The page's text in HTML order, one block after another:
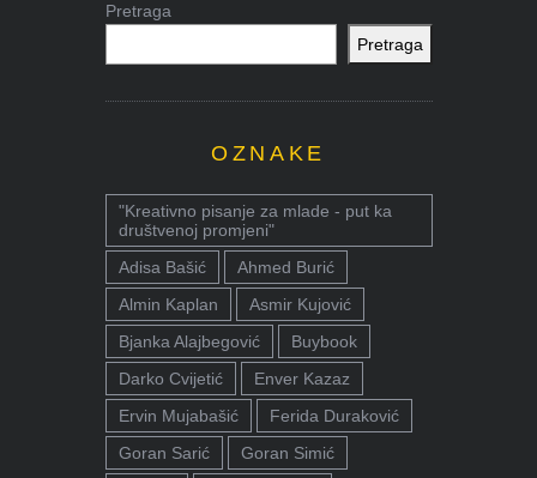
Pretraga
Pretraga
OZNAKE
"Kreativno pisanje za mlade - put ka
društvenoj promjeni"
Adisa Bašić
Ahmed Burić
Almin Kaplan
Asmir Kujović
Bjanka Alajbegović
Buybook
Darko Cvijetić
Enver Kazaz
Ervin Mujabašić
Ferida Duraković
Goran Sarić
Goran Simić